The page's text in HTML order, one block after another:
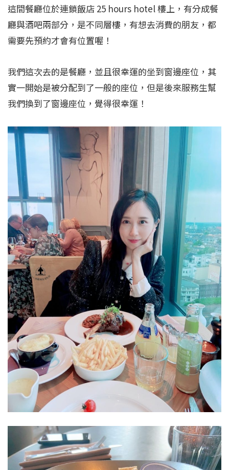
這間餐廳位於連鎖飯店 25 hours hotel 樓上，有分成餐
廳與酒吧兩部分，是不同層樓，有想去消費的朋友，都
需要先預約才會有位置喔！
我們這次去的是餐廳，並且很幸運的坐到窗邊座位，其
實一開始是被分配到了一般的座位，但是後來服務生幫
我們換到了窗邊座位，覺得很幸運！